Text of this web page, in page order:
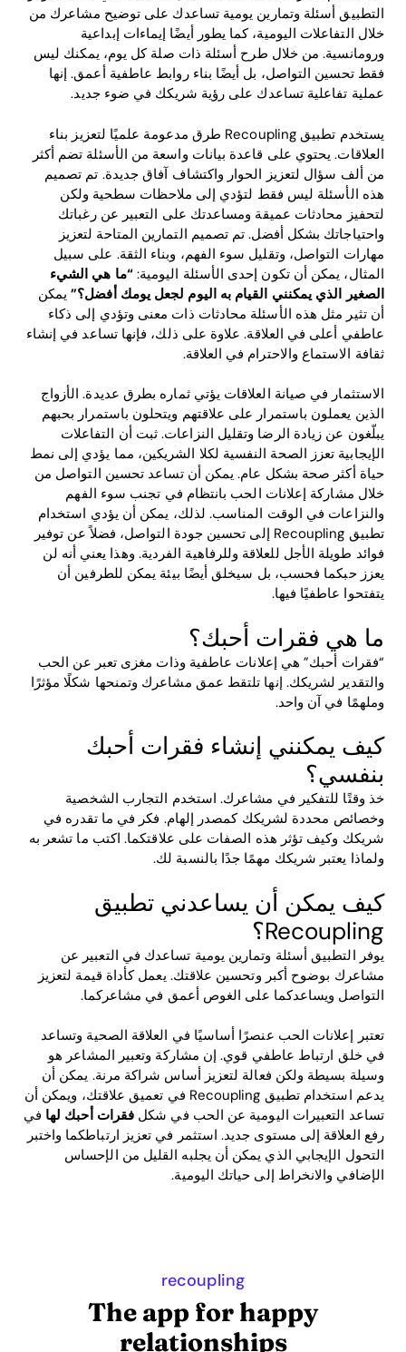
التطبيق أسئلة وتمارين يومية تساعدك على توضيح مشاعرك من
خلال التفاعلات اليومية، كما يطور أيضًا إيماءات إبداعية
ورومانسية. من خلال طرح أسئلة ذات صلة كل يوم، يمكنك ليس
فقط تحسين التواصل، بل أيضًا بناء روابط عاطفية أعمق. إنها
عملية تفاعلية تساعدك على رؤية شريكك في ضوء جديد.
يستخدم تطبيق Recoupling طرق مدعومة علميًا لتعزيز بناء
العلاقات. يحتوي على قاعدة بيانات واسعة من الأسئلة تضم أكثر
من ألف سؤال لتعزيز الحوار واكتشاف آفاق جديدة. تم تصميم
هذه الأسئلة ليس فقط لتؤدي إلى ملاحظات سطحية ولكن
لتحفيز محادثات عميقة ومساعدتك على التعبير عن رغباتك
واحتياجاتك بشكل أفضل. تم تصميم التمارين المتاحة لتعزيز
مهارات التواصل، وتقليل سوء الفهم، وبناء الثقة. على سبيل
المثال، يمكن أن تكون إحدى الأسئلة اليومية:“ما هي الشيء
الصغير الذي يمكنني القيام به اليوم لجعل يومك أفضل؟”يمكن
أن تثير مثل هذه الأسئلة محادثات ذات معنى وتؤدي إلى ذكاء
عاطفي أعلى في العلاقة. علاوة على ذلك، فإنها تساعد في إنشاء
ثقافة الاستماع والاحترام في العلاقة.
الاستثمار في صيانة العلاقات يؤتي ثماره بطرق عديدة. الأزواج
الذين يعملون باستمرار على علاقتهم ويتحلون باستمرار بحبهم
يبلّغون عن زيادة الرضا وتقليل النزاعات. ثبت أن التفاعلات
الإيجابية تعزز الصحة النفسية لكلا الشريكين، مما يؤدي إلى نمط
حياة أكثر صحة بشكل عام. يمكن أن تساعد تحسين التواصل من
خلال مشاركة إعلانات الحب بانتظام في تجنب سوء الفهم
والنزاعات في الوقت المناسب. لذلك، يمكن أن يؤدي استخدام
تطبيق Recoupling إلى تحسين جودة التواصل، فضلاً عن توفير
فوائد طويلة الأجل للعلاقة وللرفاهية الفردية. وهذا يعني أنه لن
يعزز حبكما فحسب، بل سيخلق أيضًا بيئة يمكن للطرفين أن
يتفتحوا عاطفيًا فيها.
ما هي فقرات أحبك؟
“فقرات أحبك” هي إعلانات عاطفية وذات مغزى تعبر عن الحب
والتقدير لشريكك. إنها تلتقط عمق مشاعرك وتمنحها شكلًا مؤثرًا
وملهمًا في آن واحد.
كيف يمكنني إنشاء فقرات أحبك
بنفسي؟
خذ وقتًا للتفكير في مشاعرك. استخدم التجارب الشخصية
وخصائص محددة لشريكك كمصدر إلهام. فكر في ما تقدره في
شريكك وكيف تؤثر هذه الصفات على علاقتكما. اكتب ما تشعر به
ولماذا يعتبر شريكك مهمًا جدًا بالنسبة لك.
كيف يمكن أن يساعدني تطبيق
Recoupling؟
يوفر التطبيق أسئلة وتمارين يومية تساعدك في التعبير عن
مشاعرك بوضوح أكبر وتحسين علاقتك. يعمل كأداة قيمة لتعزيز
التواصل ويساعدكما على الغوص أعمق في مشاعركما.
تعتبر إعلانات الحب عنصرًا أساسيًا في العلاقة الصحية وتساعد
في خلق ارتباط عاطفي قوي. إن مشاركة وتعبير المشاعر هو
وسيلة بسيطة ولكن فعالة لتعزيز أساس شراكة مرنة. يمكن أن
يدعم استخدام تطبيق Recoupling في تعميق علاقتك، ويمكن أن
تساعد التعبيرات اليومية عن الحب في شكل فقرات أحبك لها في
رفع العلاقة إلى مستوى جديد. استثمر في تعزيز ارتباطكما واختبر
التحول الإيجابي الذي يمكن أن يجلبه القليل من الإحساس
الإضافي والانخراط إلى حياتك اليومية.
recoupling
The app for happy
relationships